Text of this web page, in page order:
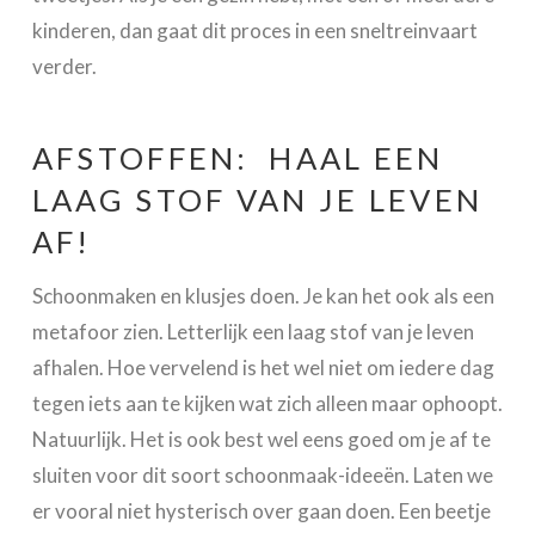
kinderen, dan gaat dit proces in een sneltreinvaart
verder.
AFSTOFFEN: HAAL EEN
LAAG STOF VAN JE LEVEN
AF!
Schoonmaken en klusjes doen. Je kan het ook als een
metafoor zien. Letterlijk een laag stof van je leven
afhalen. Hoe vervelend is het wel niet om iedere dag
tegen iets aan te kijken wat zich alleen maar ophoopt.
Natuurlijk. Het is ook best wel eens goed om je af te
sluiten voor dit soort schoonmaak-ideeën. Laten we
er vooral niet hysterisch over gaan doen. Een beetje